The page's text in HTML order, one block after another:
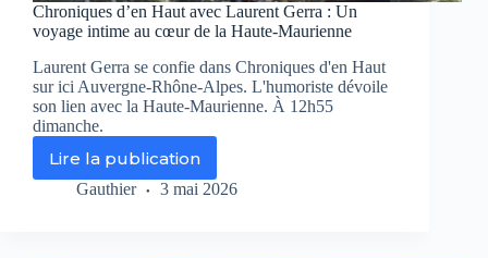
Chroniques d’en Haut avec Laurent Gerra : Un
voyage intime au cœur de la Haute-Maurienne
Laurent Gerra se confie dans Chroniques d'en Haut
sur ici Auvergne-Rhône-Alpes. L'humoriste dévoile
son lien avec la Haute-Maurienne. À 12h55
dimanche.
Lire la publication
Chroniques
d’en
Gauthier 3 mai 2026